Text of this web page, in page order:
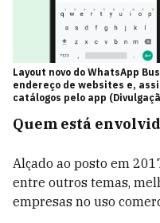
Layout novo do WhatsApp
endereço de websites e,
catálogos pelo app
Quem está
Alçado ao posto em
entre outros temas,
empresas no uso